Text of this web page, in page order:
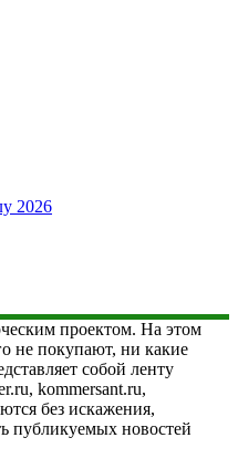
2026
проектом. На этом
не покупают, ни какие
собой ленту
kommersant.ru,
без искажения,
публикуемых новостей